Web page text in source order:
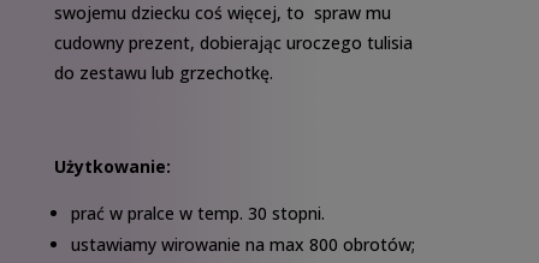
swojemu dziecku coś więcej, to spraw mu
cudowny prezent, dobierając uroczego tulisia
do zestawu lub grzechotkę.
Użytkowanie:
prać w pralce w temp. 30 stopni.
ustawiamy wirowanie na max 800 obrotów;